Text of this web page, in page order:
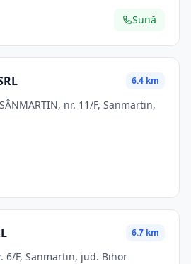
Sună
6.4 km
6.7 km
6/F, Sanmartin, jud. Bihor